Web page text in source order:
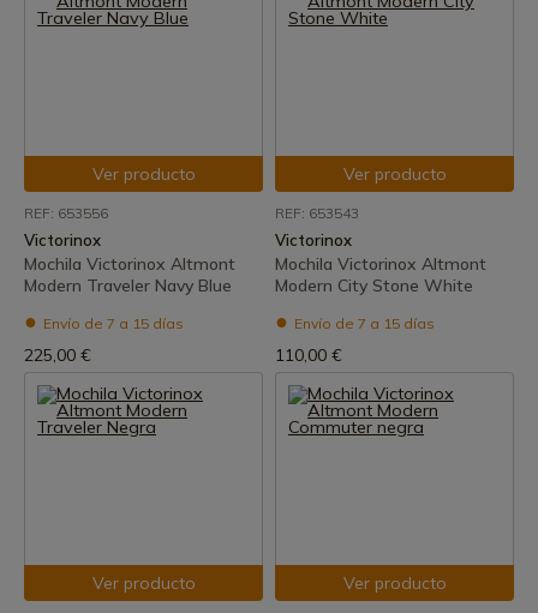
Ver producto
REF: 653556
Victorinox
Mochila Victorinox Altmont
Modern Traveler Navy Blue
Envío de 7 a 15 días
225,00 €
Ver producto
REF: 653543
Victorinox
Mochila Victorinox Altmont
Modern City Stone White
Envío de 7 a 15 días
110,00 €
Ver producto Ver producto